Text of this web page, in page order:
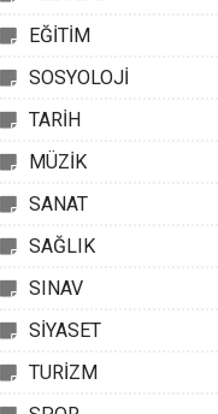
EĞİTİM
SOSYOLOJİ
TARİH
MÜZİK
SANAT
SAĞLIK
SINAV
SİYASET
TURİZM